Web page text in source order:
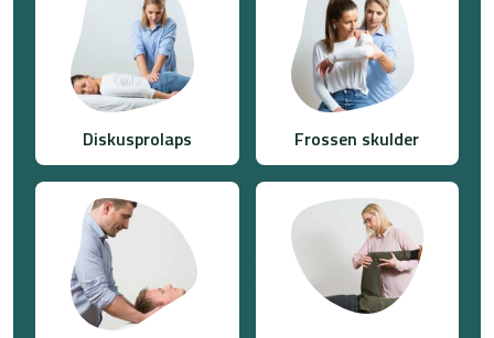
Diskusprolaps Frossen skulder